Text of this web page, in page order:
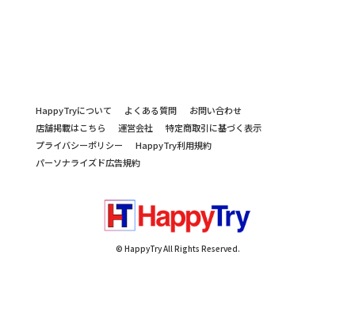
HappyTryについて よくある質問
お問い合わせ
店舗掲載はこちら
運営会社
特定商取引に基づく表示
プライバシーポリシー
HappyTry利用規約
パーソナライズド広告規約
© HappyTry All Rights Reserved.